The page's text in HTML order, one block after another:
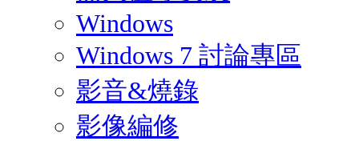
Windows
Windows 7 討論專區
影音&燒錄
影像編修